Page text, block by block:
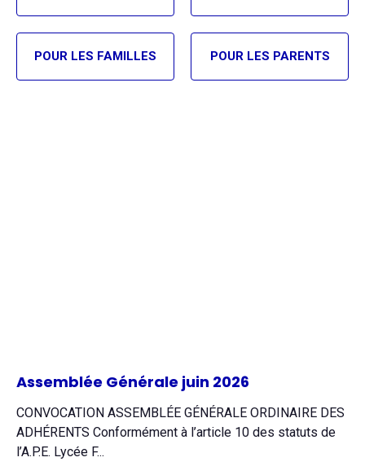
POUR LES FAMILLES POUR LES PARENTS
Assemblée Générale juin 2026
CONVOCATION ASSEMBLÉE GÉNÉRALE ORDINAIRE DES
ADHÉRENTS Conformément à l’article 10 des statuts de
l’A.P.E. Lycée F...